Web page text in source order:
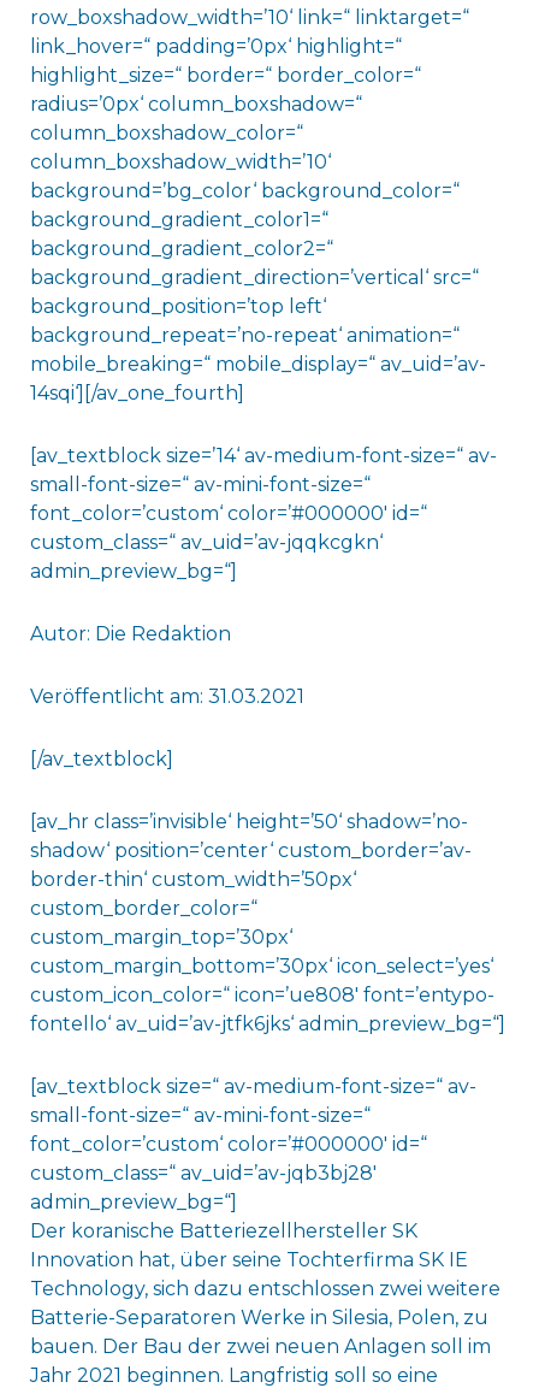
row_boxshadow_width=’10‘ link=“ linktarget=“
link_hover=“ padding=’0px‘ highlight=“
highlight_size=“ border=“ border_color=“
radius=’0px‘ column_boxshadow=“
column_boxshadow_color=“
column_boxshadow_width=’10‘
background=’bg_color‘ background_color=“
background_gradient_color1=“
background_gradient_color2=“
background_gradient_direction=’vertical‘ src=“
background_position=’top left‘
background_repeat=’no-repeat‘ animation=“
mobile_breaking=“ mobile_display=“ av_uid=’av-
14sqi‘][/av_one_fourth]
[av_textblock size=’14‘ av-medium-font-size=“ av-
small-font-size=“ av-mini-font-size=“
font_color=’custom‘ color=’#000000′ id=“
custom_class=“ av_uid=’av-jqqkcgkn‘
admin_preview_bg=“]
Autor: Die Redaktion
Veröffentlicht am: 31.03.2021
[/av_textblock]
[av_hr class=’invisible‘ height=’50‘ shadow=’no-
shadow‘ position=’center‘ custom_border=’av-
border-thin‘ custom_width=’50px‘
custom_border_color=“
custom_margin_top=’30px‘
custom_margin_bottom=’30px‘ icon_select=’yes‘
custom_icon_color=“ icon=’ue808′ font=’entypo-
fontello‘ av_uid=’av-jtfk6jks‘ admin_preview_bg=“]
[av_textblock size=“ av-medium-font-size=“ av-
small-font-size=“ av-mini-font-size=“
font_color=’custom‘ color=’#000000′ id=“
custom_class=“ av_uid=’av-jqb3bj28′
admin_preview_bg=“]
Der koranische Batteriezellhersteller SK
Innovation hat, über seine Tochterfirma SK IE
Technology, sich dazu entschlossen zwei weitere
Batterie-Separatoren Werke in Silesia, Polen, zu
bauen. Der Bau der zwei neuen Anlagen soll im
Jahr 2021 beginnen. Langfristig soll so eine